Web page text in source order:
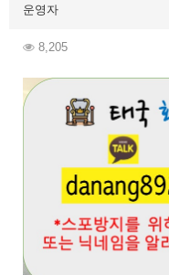
운영자
8,205